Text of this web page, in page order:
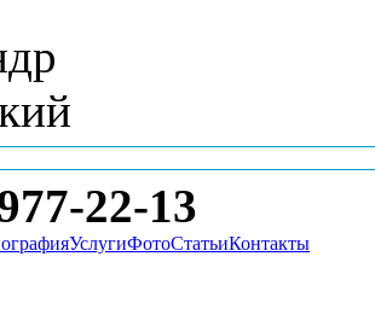
22-13
УслугиФотоСтатьиКонтакты